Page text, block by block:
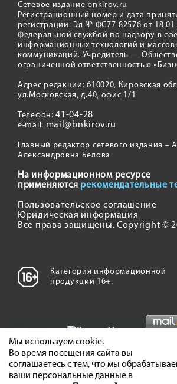
Сетевое издание bnkirov.ru
Регистрационный номер и дата
регистрации: Эл № ФС77-82576 от
Федеральной службой по надзору в
информационных технологий и
коммуникаций. Учредитель —
ограниченной ответственностью
Адрес редакции: 610020, Кировская
ул.Московская, д.40, офис 1/1
Телефон:41-04-28
e-mail: mail@bnkirov.ru
Главный редактор сетевого издания –
Александровна Белова
На информационном ресурсе
применяются рекомендательные
Пользовательское соглашение
Юридическая информация
Все права защищены. Copyright ©
Категория информационной
продукции 16+.
Мы используем cookie.
Во время посещения сайта вы
соглашаетесь с тем, что мы
ваши персональные данные в